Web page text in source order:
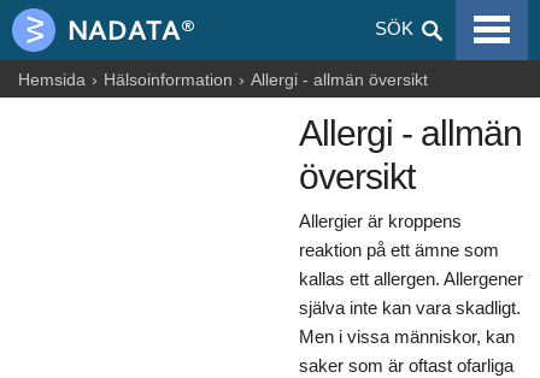
SÖK
VIRALA SJUKDOMAR
ALLERGIER
Hemsida Hälsoinformation Allergi - allmän översikt
Allergi - allmän
översikt
Allergier är kroppens
reaktion på ett ämne som
kallas ett allergen. Allergener
själva inte kan vara skadligt.
Men i vissa människor, kan
saker som är oftast ofarliga